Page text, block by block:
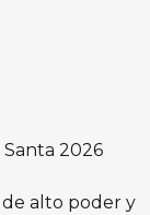
2026
alto poder y